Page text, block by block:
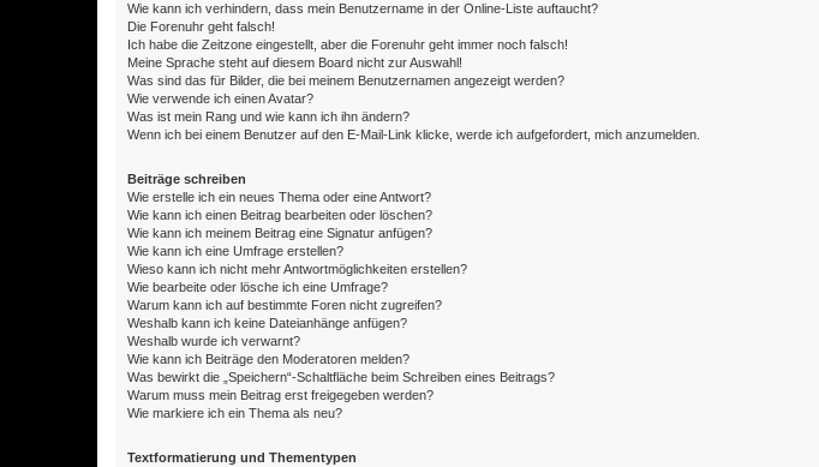
Wie kann ich verhindern, dass mein Benutzername in der Online-Liste auftaucht?
Die Forenuhr geht falsch!
Ich habe die Zeitzone eingestellt, aber die Forenuhr geht immer noch falsch!
Meine Sprache steht auf diesem Board nicht zur Auswahl!
Was sind das für Bilder, die bei meinem Benutzernamen angezeigt werden?
Wie verwende ich einen Avatar?
Was ist mein Rang und wie kann ich ihn ändern?
Wenn ich bei einem Benutzer auf den E-Mail-Link klicke, werde ich aufgefordert, mich anzumelden.
Beiträge schreiben
Wie erstelle ich ein neues Thema oder eine Antwort?
Wie kann ich einen Beitrag bearbeiten oder löschen?
Wie kann ich meinem Beitrag eine Signatur anfügen?
Wie kann ich eine Umfrage erstellen?
Wieso kann ich nicht mehr Antwortmöglichkeiten erstellen?
Wie bearbeite oder lösche ich eine Umfrage?
Warum kann ich auf bestimmte Foren nicht zugreifen?
Weshalb kann ich keine Dateianhänge anfügen?
Weshalb wurde ich verwarnt?
Wie kann ich Beiträge den Moderatoren melden?
Was bewirkt die „Speichern“-Schaltfläche beim Schreiben eines Beitrags?
Warum muss mein Beitrag erst freigegeben werden?
Wie markiere ich ein Thema als neu?
Textformatierung und Thementypen